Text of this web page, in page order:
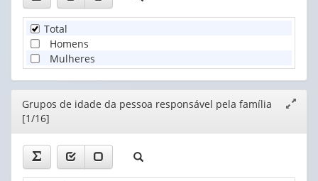
Total
Homens
Mulheres
Editor
Grupos de idade da pessoa responsável pela família
[1/16]